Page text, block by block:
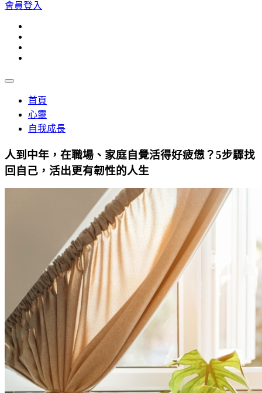
會員登入
首頁
心靈
自我成長
人到中年，在職場、家庭自覺活得好疲憊？5步驟找
回自己，活出更有韌性的人生